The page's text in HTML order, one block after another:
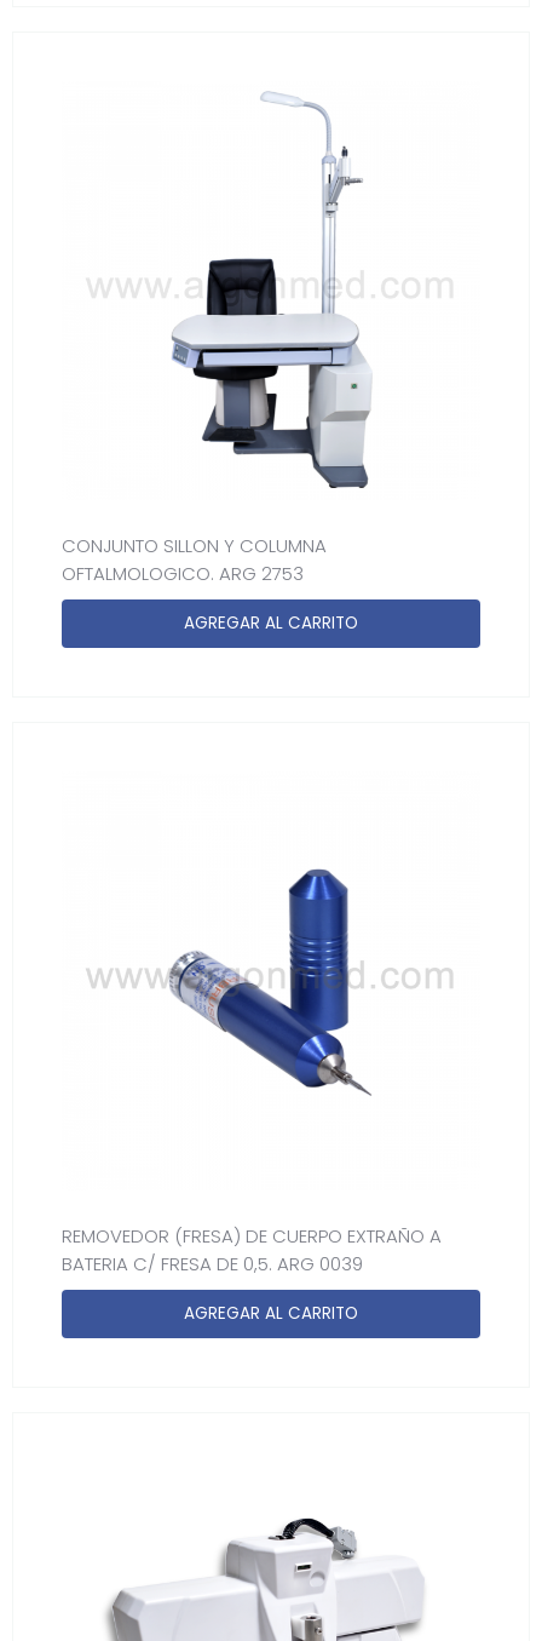
CONJUNTO SILLON Y COLUMNA
OFTALMOLOGICO. ARG 2753
AGREGAR AL CARRITO
REMOVEDOR (FRESA) DE CUERPO EXTRAÑO A
BATERIA C/ FRESA DE 0,5. ARG 0039
AGREGAR AL CARRITO